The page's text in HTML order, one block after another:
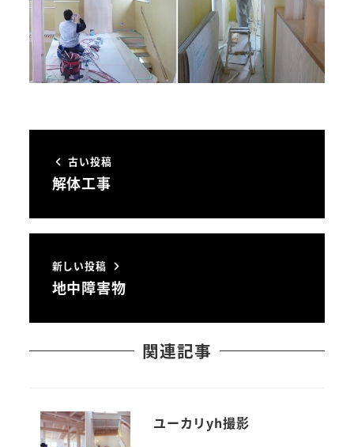
古い投稿
解体工事
新しい投稿
地中障害物
関連記事
ユーカリyh撮影